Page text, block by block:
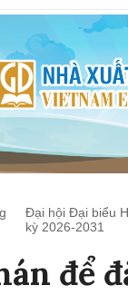
Đại hội Đại biểu
kỳ 2026-2031
để